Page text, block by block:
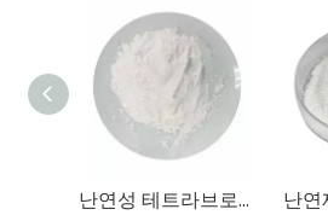
난연성 테트라브로모프탈산 무수물 TBPA